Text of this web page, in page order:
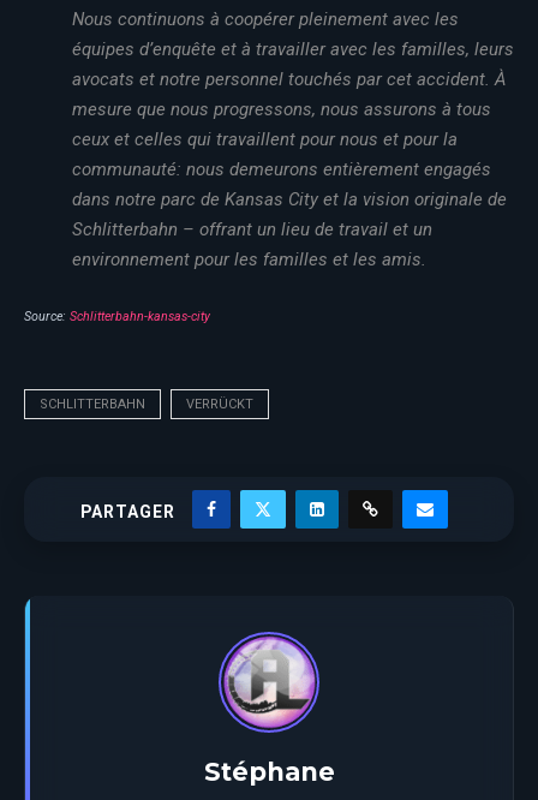
Nous continuons à coopérer pleinement avec les
équipes d’enquête et à travailler avec les familles, leurs
avocats et notre personnel touchés par cet accident. À
mesure que nous progressons, nous assurons à tous
ceux et celles qui travaillent pour nous et pour la
communauté: nous demeurons entièrement engagés
dans notre parc de Kansas City et la vision originale de
Schlitterbahn – offrant un lieu de travail et un
environnement pour les familles et les amis.
Source: Schlitterbahn-kansas-city
SCHLITTERBAHN VERRÜCKT
PARTAGER
Stéphane